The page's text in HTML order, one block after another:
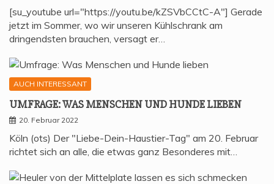
[su_youtube url="https://youtu.be/kZSVbCCtC-A"] Gerade
jetzt im Sommer, wo wir unseren Kühlschrank am
dringendsten brauchen, versagt er…
AUCH INTERESSANT
UMFRA­GE: WAS MEN­SCHEN UND HUN­DE LIEBEN
20. Februar 2022
Köln (ots) Der "Liebe-Dein-Haustier-Tag" am 20. Februar
richtet sich an alle, die etwas ganz Besonderes mit…